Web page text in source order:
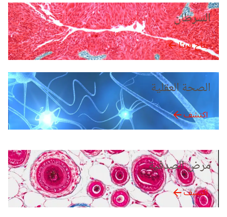
السرطان
يتاح قريبًا
الصحة العقلية
اكتشف
مرض الصدفية
اكتشف